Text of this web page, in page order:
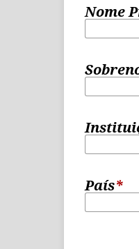
Nome
País*